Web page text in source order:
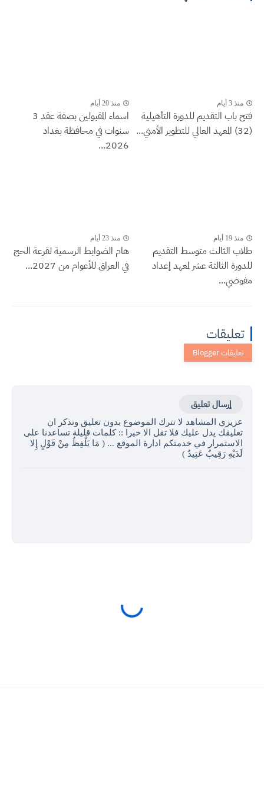
منذ 3 أيام
فتح باب التقديم للدورة التأهيلية
(32) المعهد العالي للتطوير الأمني...
منذ 20 أيام
اسماء المقبولين بصفة عقد 3
سنوات في محافظة بغداد
2026...
منذ 19 أيام
طلاب الثالث متوسط التقديم
للدورة الثالثة عشر لمعهد إعداد
مفوضي...
منذ 23 أيام
هام الضوابط الرسمية لقرعة الحج
في العراق للأعوام من 2027...
تعليقات
إرسال تعليق
عزيزي المشاهد لا تترك الموضوع بدون تعليق وتذكر ان
تعليقك يدل عليك فلا تقل الا خيرا :: كلمات قليلة تساعدنا على
الاستمرار في خدمتكم ادارة الموقع ... ( مَا يَلْفِظُ مِنْ قَوْلٍ إِلا
لَدَيْهِ رَقِيبٌ عَتِيدٌ )